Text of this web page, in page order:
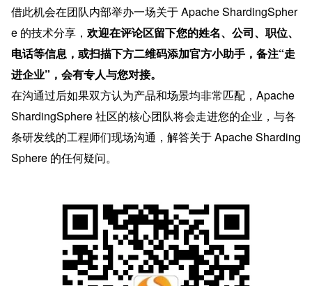
借此机会在团队内部举办一场关于 Apache ShardingSpher
e 的技术分享， 欢迎在评论区留下您的姓名、公司、职位、
电话等信息，或扫描下方二维码添加官方小助手，备注“走
进企业”，会有专人与您对接。
在沟通过后如果双方认为产品和场景均非常匹配，Apache
ShardingSphere 社区的核心团队将会走进您的企业，与各
条研发线的工程师们现场沟通，解答关于 Apache Sharding
Sphere 的任何疑问。